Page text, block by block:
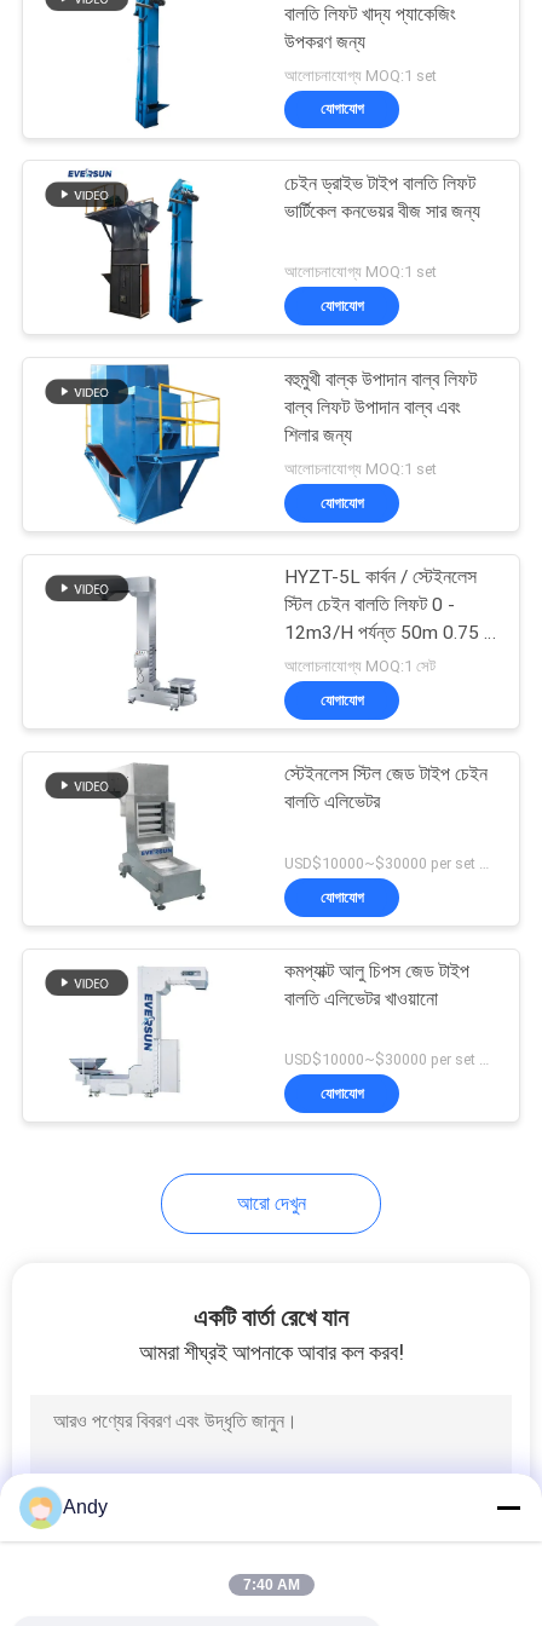
গুঁড়ো সিভিং মেশিন
পাল্ভারাইজার গ্রাইন্ডার
মেশিন
অতিস্বনক কম্পনকারী স্ক্রিন
60
Vibro sifter মেশিন
ডাবল শঙ্কু ব্লেন্ডার
ভি টাইপ পাউডার মিক্সার
বালতি লিফট খাদ্য প্যাকেজিং
উপকরণ জন্য
আলোচনাযোগ্য MOQ:1 set
যোগাযোগ
চেইন ড্রাইভ টাইপ বালতি লিফট
ভার্টিকেল কনভেয়র বীজ সার জন্য
আলোচনাযোগ্য MOQ:1 set
যোগাযোগ
বহুমুখী বাল্ক উপাদান বাল্ব লিফট
বাল্ব লিফট উপাদান বাল্ব এবং
শিলার জন্য
আলোচনাযোগ্য MOQ:1 set
যোগাযোগ
HYZT-5L কার্বন / স্টেইনলেস
স্টিল চেইন বালতি লিফট 0 -
12m3/H পর্যন্ত 50m 0.75 -
22KW
আলোচনাযোগ্য MOQ:1 সেট
যোগাযোগ
স্টেইনলেস স্টিল জেড টাইপ চেইন
বালতি এলিভেটর
যোগাযোগ
কমপ্যাক্ট আলু চিপস জেড টাইপ
বালতি এলিভেটর খাওয়ানো
USD$10000~$30000 per set MOQ:1 সেট
যোগাযোগ
আরো দেখুন
একটি বার্তা রেখে যান
আমরা শীঘ্রই আপনাকে আবার কল করব!
Andy
7:40 AM